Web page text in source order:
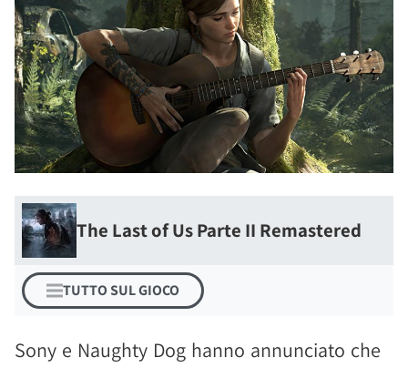
The Last of Us Parte II Remastered
TUTTO SUL GIOCO
Sony e Naughty Dog hanno annunciato che